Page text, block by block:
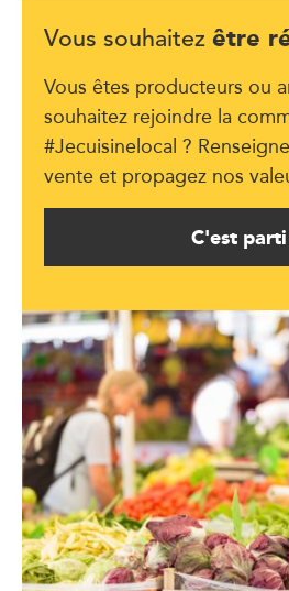
Vous souhaitez être
Vous êtes producteurs ou
souhaitez rejoindre la
#Jecuisinelocal ?
vente et propagez nos
C'est